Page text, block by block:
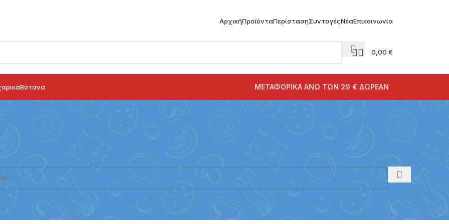
ΑρχικήΠροϊόνταΠερίστασηΣυνταγέςΝέαΕπικοινωνία
0,00 €
Βότανα ΜΕΤΑΦΟΡΙΚΑ ΑΝΩ ΤΩΝ 29 € ΔΩΡΕΑΝ